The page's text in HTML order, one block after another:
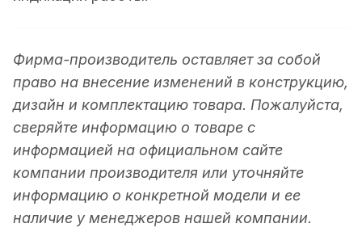
Фирма-производитель оставляет за собой
право на внесение изменений в конструкцию,
дизайн и комплектацию товара. Пожалуйста,
сверяйте информацию о товаре с
информацией на официальном сайте
компании производителя или уточняйте
информацию о конкретной модели и ее
наличие у менеджеров нашей компании.